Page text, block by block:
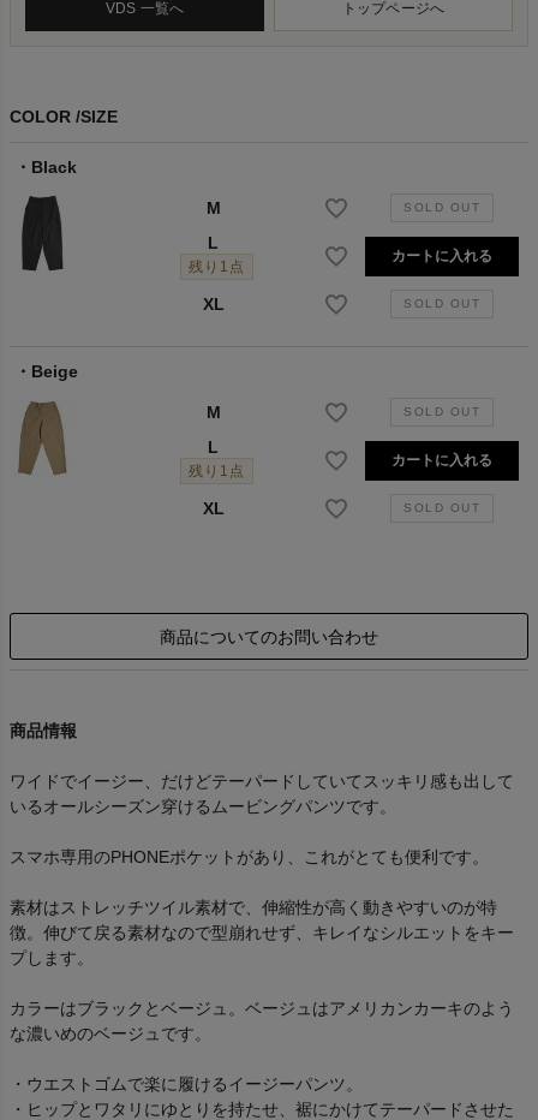
VDS 一覧へ トップページへ
COLOR SIZE
Black
M
L
残り1点
カートに入れる
XL
Beige
M
L
残り1点
カートに入れる
XL
商品についてのお問い合わせ
商品情報
ワイドでイージー、だけどテーパードしていてスッキリ感も出して
いるオールシーズン穿けるムービングパンツです。
スマホ専用のPHONEポケットがあり、これがとても便利です。
素材はストレッチツイル素材で、伸縮性が高く動きやすいのが特
徴。伸びて戻る素材なので型崩れせず、キレイなシルエットをキー
プします。
カラーはブラックとベージュ。ベージュはアメリカンカーキのよう
な濃いめのベージュです。
・ウエストゴムで楽に履けるイージーパンツ。
・ヒップとワタリにゆとりを持たせ、裾にかけてテーパードさせた